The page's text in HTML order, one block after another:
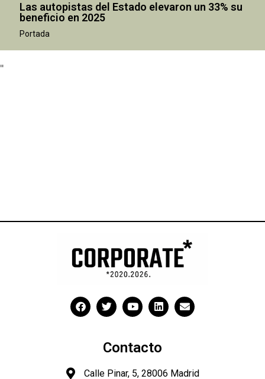
Las autopistas del Estado elevaron un 33% su
beneficio en 2025
Portada
"
Contacto
Calle Pinar, 5, 28006 Madrid